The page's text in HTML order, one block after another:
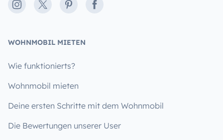
Instagram
X PinterestFacebook
WOHNMOBIL MIETEN
Wie funktionierts?
Wohnmobil mieten
Deine ersten Schritte mit dem Wohnmobil
Die Bewertungen unserer User